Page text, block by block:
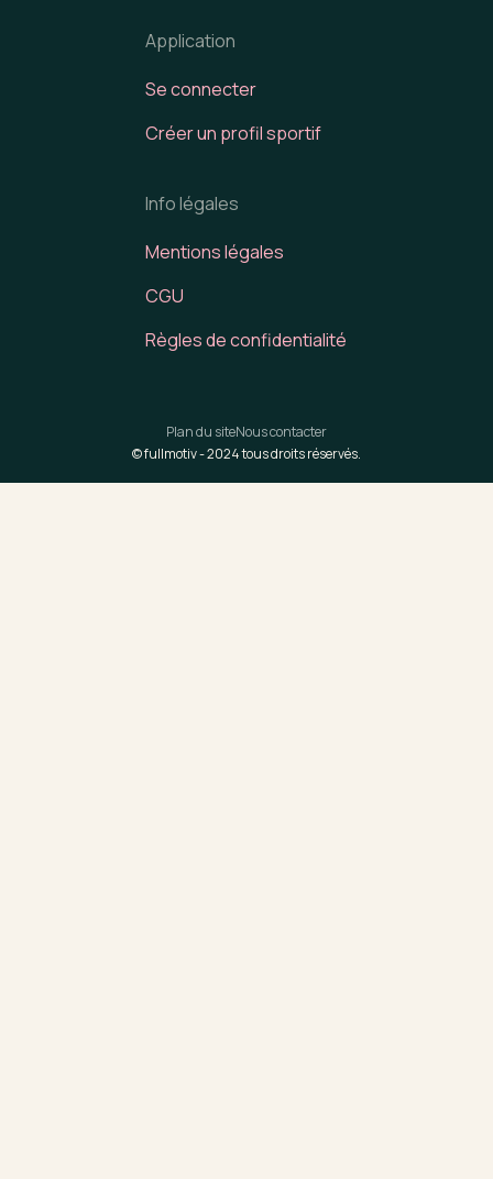
Application
Se connecter
Créer un profil sportif
Info légales
Mentions légales
CGU
Règles de confidentialité
© fullmotiv -2024tous droits réservés.
Plan du siteNous contacter